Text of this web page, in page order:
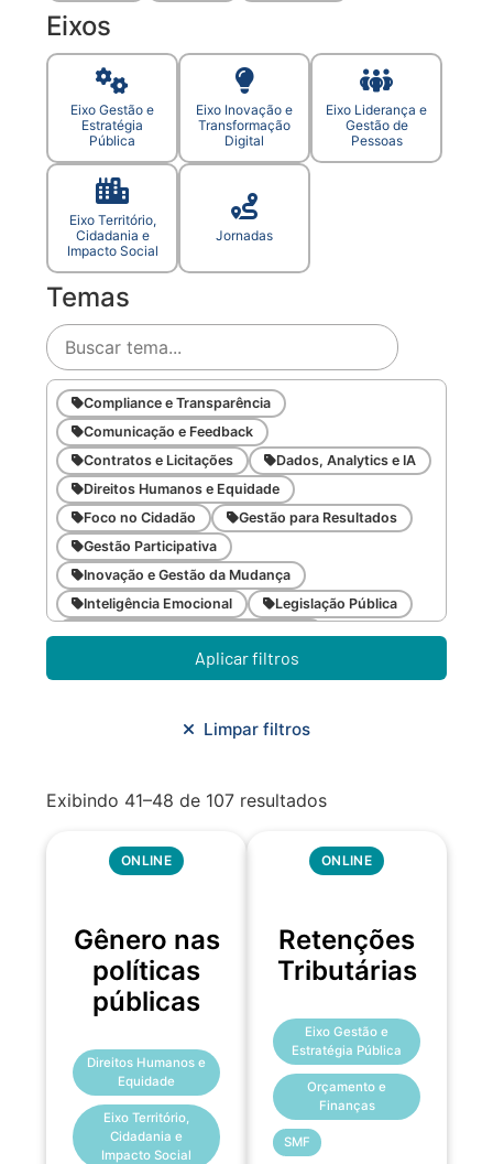
Eixos
Eixo Gestão e
Estratégia
Pública
Eixo Inovação e
Transformação
Digital
Eixo Liderança e
Gestão de
Pessoas
Eixo Território,
Cidadania e
Impacto Social
Jornadas
Temas
Compliance e Transparência
Comunicação e Feedback
Contratos e Licitações
Dados, Analytics e IA
Direitos Humanos e Equidade
Foco no Cidadão
Gestão para Resultados
Gestão Participativa
Inovação e Gestão da Mudança
Inteligência Emocional
Legislação Pública
Meio Ambiente e Sustentabilidade
Metodologias Ágeis
Orçamento e Finanças
Planejamento Urbano/Mobilidade
Aplicar filtros
Limpar filtros
Exibindo 41–48 de 107 resultados
ONLINE
Gênero nas
políticas
públicas
Direitos Humanos e
Equidade
Eixo Território,
Cidadania e
Impacto Social
ONLINE
Retenções
Tributárias
Eixo Gestão e
Estratégia Pública
Orçamento e
Finanças
SMF